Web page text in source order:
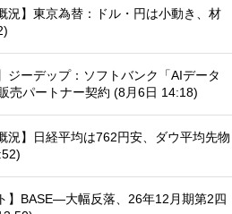
況】東京為替：ドル・円は小動き、材
ジーデップ：ソフトバンク「AIデータ
売パートナー契約 (8月6日 14:18)
況】日経平均は762円安、ダウ平均先物
】BASE—大幅反落、26年12月期第2四